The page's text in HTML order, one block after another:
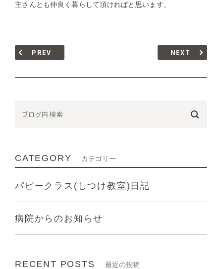
主さんとも仲良く暮らして頂ければと思います。
PREV NEXT
CATEGORY カテゴリー
パピークラス(しつけ教室)日記
病院からのお知らせ
RECENT POSTS 最近の投稿